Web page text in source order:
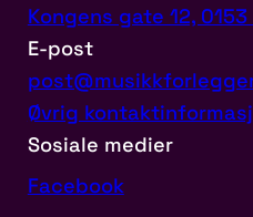
Kongens gate 12, 0153
E-post
Øvrig
Sosiale medier
Facebook